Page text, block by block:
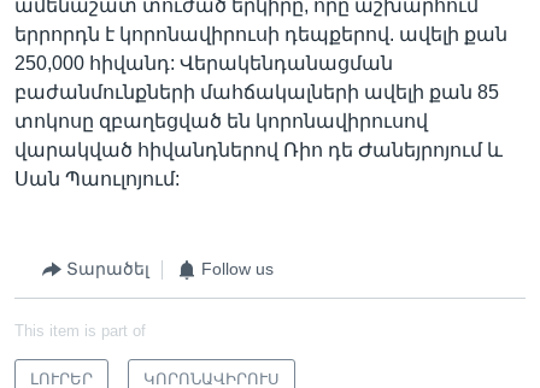
ամենաշատ տուժած երկիրը, որը աշխարհում
երրորդն է կորոնավիրուսի դեպքերով. ավելի քան
250,000 հիվանդ: Վերակենդանացման
բաժանմունքների մահճակալների ավելի քան 85
տոկոսը զբաղեցված են կորոնավիրուսով
վարակված հիվանդներով Ռիո դե Ժանեյրոյում և
Սան Պաուլոյում:
Տարածել Follow us
This item is part of
ԼՈՒՐԵՐ ԿՈՐՈՆԱՎԻՐՈՒՍ